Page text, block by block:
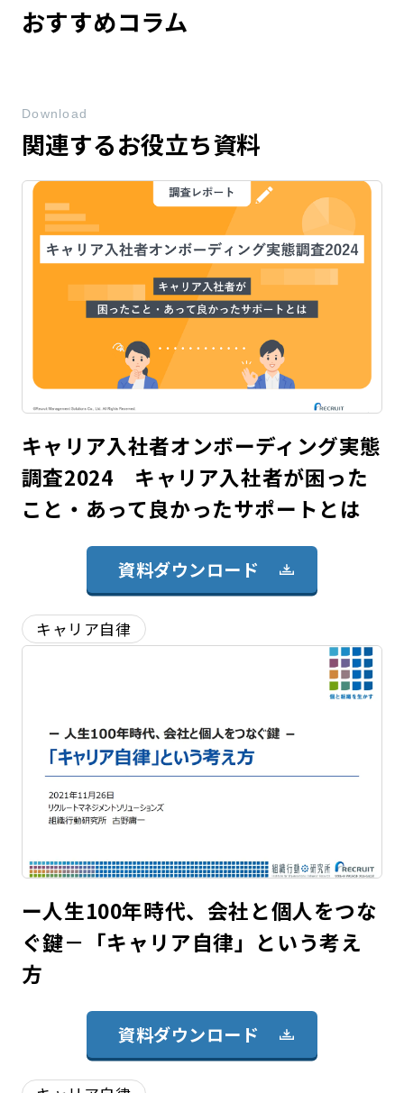
おすすめコラム
関連するお役立ち資料
Download
キャリア入社者オンボーディング実態
調査2024 キャリア入社者が困った
こと・あって良かったサポートとは
資料ダウンロード
キャリア自律
ー人生100年時代、会社と個人をつな
ぐ鍵－「キャリア自律」という考え
方
資料ダウンロード